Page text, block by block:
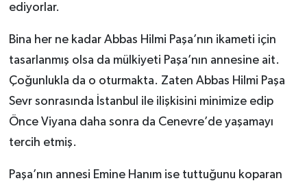
ediyorlar.
Bina her ne kadar Abbas Hilmi Paşa’nın ikameti için
tasarlanmış olsa da mülkiyeti Paşa’nın annesine ait.
Çoğunlukla da o oturmakta. Zaten Abbas Hilmi Paşa
Sevr sonrasında İstanbul ile ilişkisini minimize edip
Önce Viyana daha sonra da Cenevre’de yaşamayı
tercih etmiş.
Paşa’nın annesi Emine Hanım ise tuttuğunu koparan